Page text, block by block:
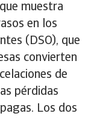
muestra
en los
(DSO), que
convierten
de
pérdidas
Los dos